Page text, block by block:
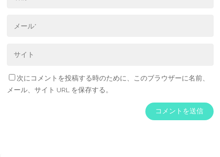
次にコメントを投稿する時のために、このブラウザーに名前、
メール、サイト URL を保存する。